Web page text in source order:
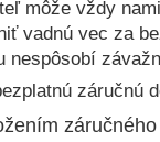
môže vždy
vadnú vec za
nespôsobí
záručnú